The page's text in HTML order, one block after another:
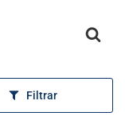
Filtrar